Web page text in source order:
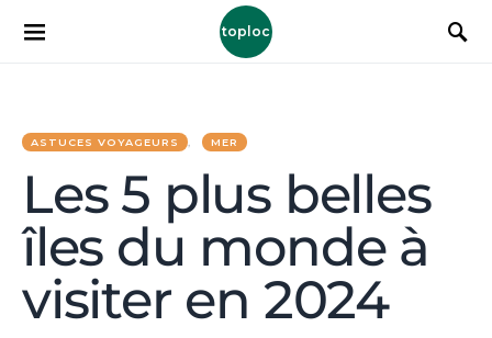
toploc
ASTUCES VOYAGEURS MER
Les 5 plus belles
îles du monde à
visiter en 2024